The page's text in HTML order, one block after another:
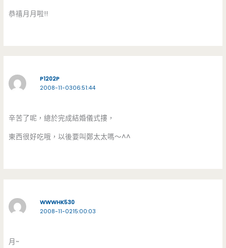
恭禧月月啦!!
P1202P
2008-11-0306:51:44
辛苦了呢，總於完成結婚儀式摟，
東西很好吃哦，以後要叫鄭太太嗎～^^
WWWHK530
2008-11-0215:00:03
月~